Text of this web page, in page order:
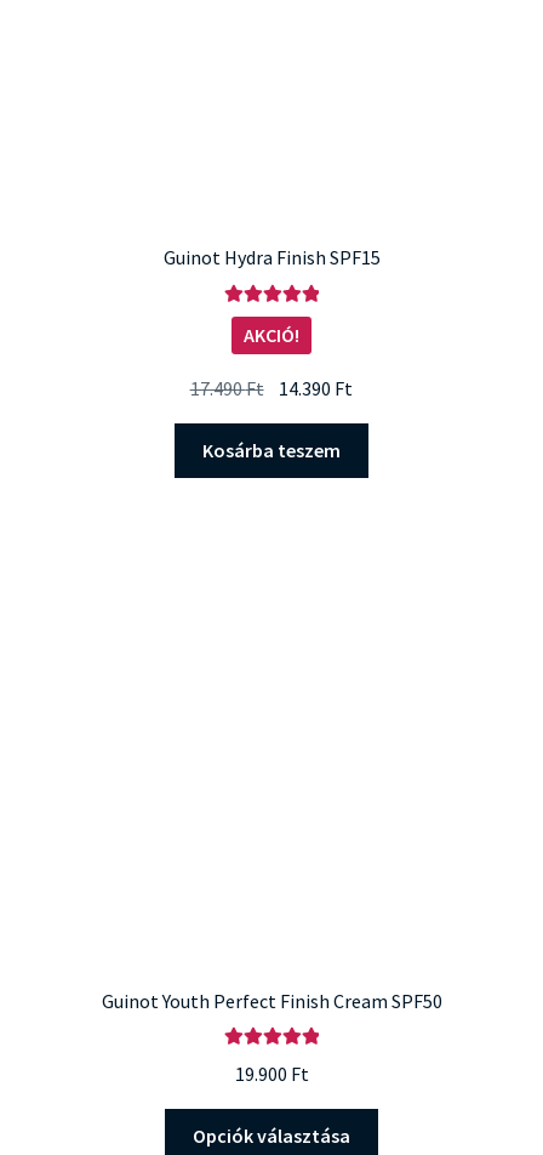
Guinot Hydra Finish SPF15
Értékelés:
5.00/ 5
AKCIÓ!
17.490Ft Original
price
was:
17.490 Ft.
14.390 Ft
price
14.390 Ft.
Kosárba teszem
Guinot Youth Perfect Finish Cream SPF50
19.900 Ft
Opciók választása